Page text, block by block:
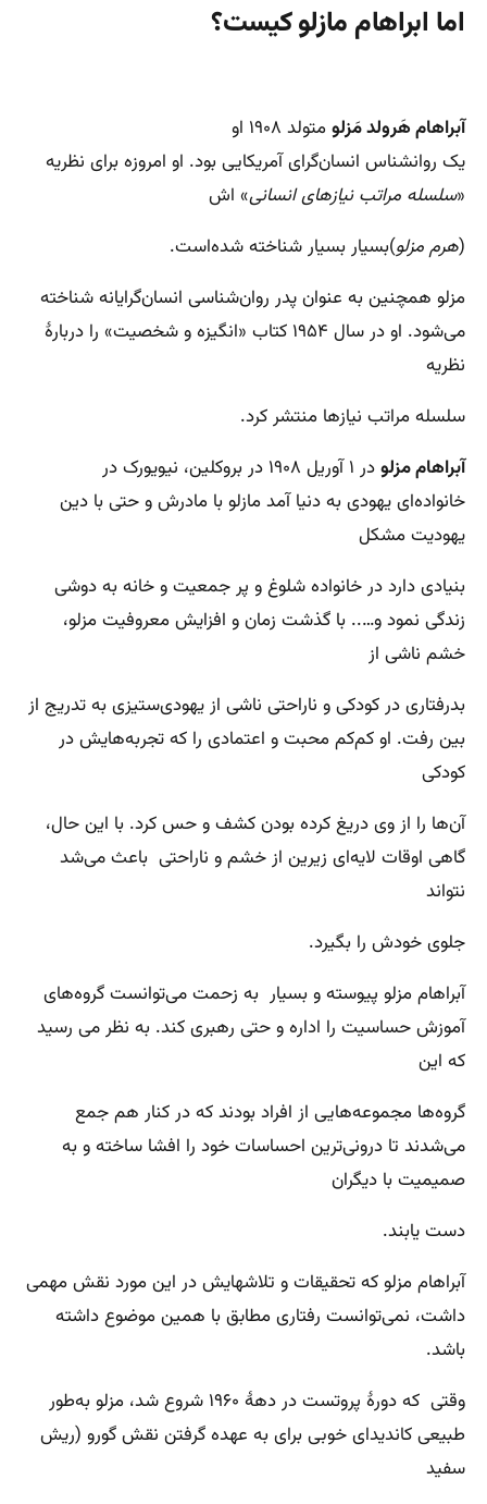
اما ابراهام مازلو کیست؟
آبراهام هَرولد مَزلو
متولد ۱۹۰۸ او
یک روانشناس انسان‌گرای آمریکایی بود. او امروزه برای نظریه
«سلسله مراتب نیازهای انسانی» اش
(هرم مزلو)بسیار بسیار شناخته شده‌است.
مزلو همچنین به عنوان پدر روان‌شناسی انسان‌گرایانه شناخته
می‌شود. او در سال ۱۹۵۴ کتاب «انگیزه و شخصیت» را دربارهٔ
نظریه
سلسله مراتب نیازها منتشر کرد.
آبراهام مزلو
در ۱ آوریل ۱۹۰۸ در بروکلین، نیویورک در
خانواده‌ای یهودی به دنیا آمد مازلو با مادرش و حتی با دین
یهودیت مشکل
بنیادی دارد در خانواده شلوغ و پر جمعیت و خانه به دوشی
زندگی نمود و….. با گذشت زمان و افزایش معروفیت مزلو،
خشم ناشی از
بدرفتاری در کودکی و ناراحتی ناشی از یهودی‌ستیزی به تدریج از
بین رفت. او کم‌کم محبت و اعتمادی را که تجربه‌هایش در
کودکی
آن‌ها را از وی دریغ کرده بودن کشف و حس کرد. با این حال،
گاهی اوقات لایه‌ای زیرین از خشم و ناراحتی باعث می‌شد
نتواند
جلوی خودش را بگیرد.
آبراهام مزلو پیوسته و بسیار به زحمت می‌توانست گروه‌های
آموزش حساسیت را اداره و حتی رهبری کند. به نظر می رسید
که این
گروه‌ها مجموعه‌هایی از افراد بودند که در کنار هم جمع
می‌شدند تا درونی‌ترین احساسات خود را افشا ساخته و به
صمیمیت با دیگران
دست یابند.
آبراهام مزلو که تحقیقات و تلاشهایش در این مورد نقش مهمی
داشت، نمی‌توانست رفتاری مطابق با همین موضوع داشته
باشد.
وقتی که دورهٔ پروتست در دههٔ ۱۹۶۰ شروع شد، مزلو به‌طور
طبیعی کاندیدای خوبی برای به عهده گرفتن نقش گورو (ریش
سفید